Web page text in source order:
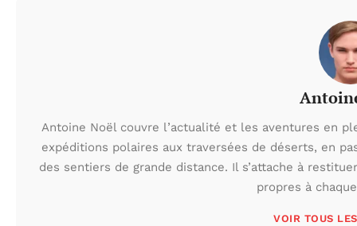
Antoine Noël couvre l’actualité et les aventures en
expéditions polaires aux traversées de déserts, en
des sentiers de grande distance. Il s’attache à
propres à
VOIR TOUS